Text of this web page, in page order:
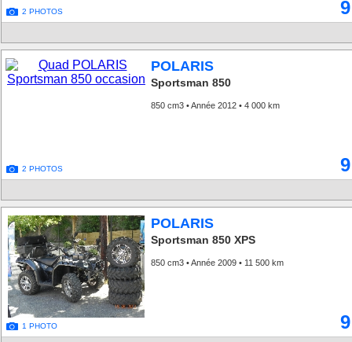
2 PHOTOS
2 PHOTOS
POLARIS
Sportsman 850
850 cm3 • Année 2012 • 4 000 km
1 PHOTO
POLARIS
Sportsman 850 XPS
850 cm3 • Année 2009 • 11 500 km